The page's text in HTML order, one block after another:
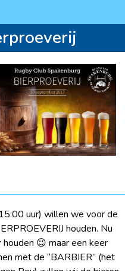
uur) willen we voor de
houden. Nu
😉 maar een keer
met de “BARBIER” (het